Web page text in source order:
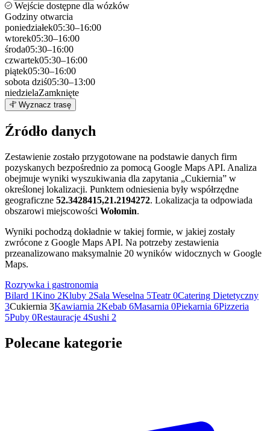
Wejście dostępne dla wózków
Godziny otwarcia
poniedziałek05:30–16:00
wtorek05:30–16:00
środa05:30–16:00
czwartek05:30–16:00
piątek05:30–16:00
sobota dziś05:30–13:00
niedzielaZamknięte
+
−
Wyznacz trasę
Źródło danych
Zestawienie zostało przygotowane na podstawie danych firm
pozyskanych bezpośrednio za pomocą Google Maps API. Analiza
obejmuje wyniki wyszukiwania dla zapytania „Cukiernia” w
określonej lokalizacji. Punktem odniesienia były współrzędne
geograficzne 52.3428415,21.2194272. Lokalizacja ta odpowiada
obszarowi miejscowości Wołomin.
Wyniki pochodzą dokładnie w takiej formie, w jakiej zostały
zwrócone z Google Maps API. Na potrzeby zestawienia
przeanalizowano maksymalnie 20 wyników widocznych w Google
Maps.
Rozrywka i gastronomia
Bilard 1Kino 2Kluby 2Sala Weselna 5Teatr0Catering Dietetyczny
3Cukiernia 3Kawiarnia 2Kebab 6Masarnia 0Piekarnia 6Pizzeria
5Puby 0Restauracje 4Sushi 2
Polecane kategorie